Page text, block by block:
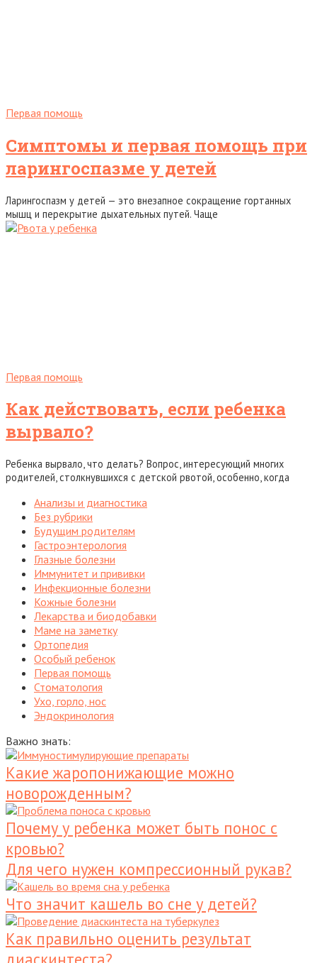
Первая помощь
Симптомы и первая помощь при
ларингоспазме у детей
Ларингоспазм у детей — это внезапное сокращение гортанных
мышц и перекрытие дыхательных путей. Чаще
Первая помощь
Как действовать, если ребенка
вырвало?
Ребенка вырвало, что делать? Вопрос, интересующий многих
родителей, столкнувшихся с детской рвотой, особенно, когда
Анализы и диагностика
Без рубрики
Будущим родителям
Гастроэнтерология
Глазные болезни
Иммунитет и прививки
Инфекционные болезни
Кожные болезни
Лекарства и биодобавки
Маме на заметку
Ортопедия
Особый ребенок
Первая помощь
Стоматология
Ухо, горло, нос
Эндокринология
Важно знать:
Какие жаропонижающие можно
новорожденным?
Почему у ребенка может быть понос с
кровью?
Для чего нужен компрессионный рукав?
Что значит кашель во сне у детей?
Как правильно оценить результат